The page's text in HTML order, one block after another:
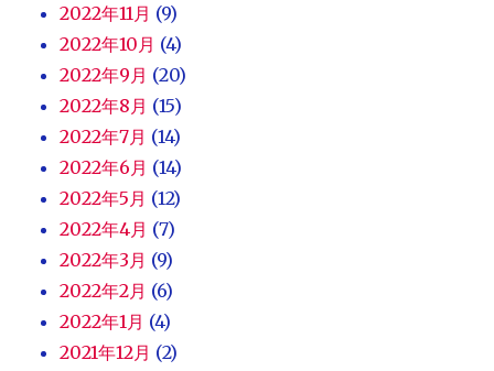
2022年11月 (9)
2022年10月 (4)
2022年9月 (20)
2022年8月 (15)
2022年7月 (14)
2022年6月 (14)
2022年5月 (12)
2022年4月 (7)
2022年3月 (9)
2022年2月 (6)
2022年1月 (4)
2021年12月 (2)